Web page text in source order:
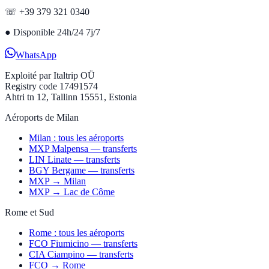
☏ +39 379 321 0340
● Disponible 24h/24 7j/7
WhatsApp
Exploité parItaltrip OÜ
Registry code 17491574
Ahtri tn 12, Tallinn 15551, Estonia
Aéroports de Milan
Milan : tous les aéroports
MXP Malpensa — transferts
LIN Linate — transferts
BGY Bergame — transferts
MXP → Milan
MXP → Lac de Côme
Rome et Sud
Rome : tous les aéroports
FCO Fiumicino — transferts
CIA Ciampino — transferts
FCO → Rome